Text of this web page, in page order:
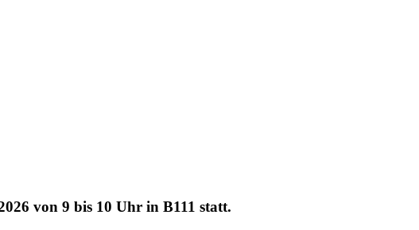
von 9 bis 10 Uhr in B111 statt.